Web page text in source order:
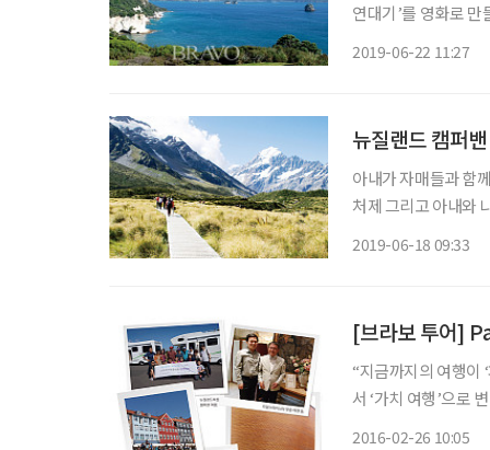
연대기’를 영화로
2019-06-22 11:27
뉴질랜드 캠퍼
아내가 자매들과 함
처제 그리고 아내와
2019-06-18 09:33
[브라보 투어]
“지금까지의 여행이
서 ‘가치 여행’으로
2016-02-26 10:05